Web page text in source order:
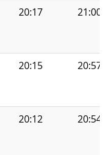
20:17 21:00
20:15 20:57
20:12 20:54